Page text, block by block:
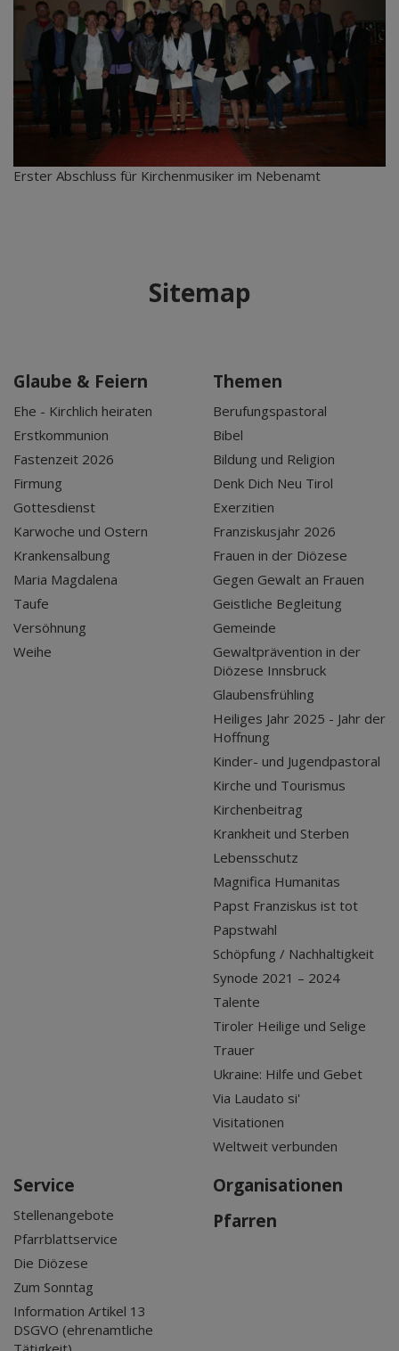
Erster Abschluss für Kirchenmusiker im Nebenamt
Sitemap
Glaube & Feiern
Ehe - Kirchlich heiraten
Erstkommunion
Fastenzeit 2026
Firmung
Gottesdienst
Karwoche und Ostern
Krankensalbung
Maria Magdalena
Taufe
Versöhnung
Weihe
Themen
Berufungspastoral
Bibel
Bildung und Religion
Denk Dich Neu Tirol
Exerzitien
Franziskusjahr 2026
Frauen in der Diözese
Gegen Gewalt an Frauen
Geistliche Begleitung
Gemeinde
Gewaltprävention in der
Diözese Innsbruck
Glaubensfrühling
Heiliges Jahr 2025 - Jahr der
Hoffnung
Kinder- und Jugendpastoral
Kirche und Tourismus
Kirchenbeitrag
Krankheit und Sterben
Lebensschutz
Magnifica Humanitas
Papst Franziskus ist tot
Papstwahl
Schöpfung / Nachhaltigkeit
Synode 2021 – 2024
Talente
Tiroler Heilige und Selige
Trauer
Ukraine: Hilfe und Gebet
Via Laudato si'
Visitationen
Weltweit verbunden
Service
Stellenangebote
Pfarrblattservice
Die Diözese
Zum Sonntag
Information Artikel 13
DSGVO (ehrenamtliche
Organisationen
Pfarren